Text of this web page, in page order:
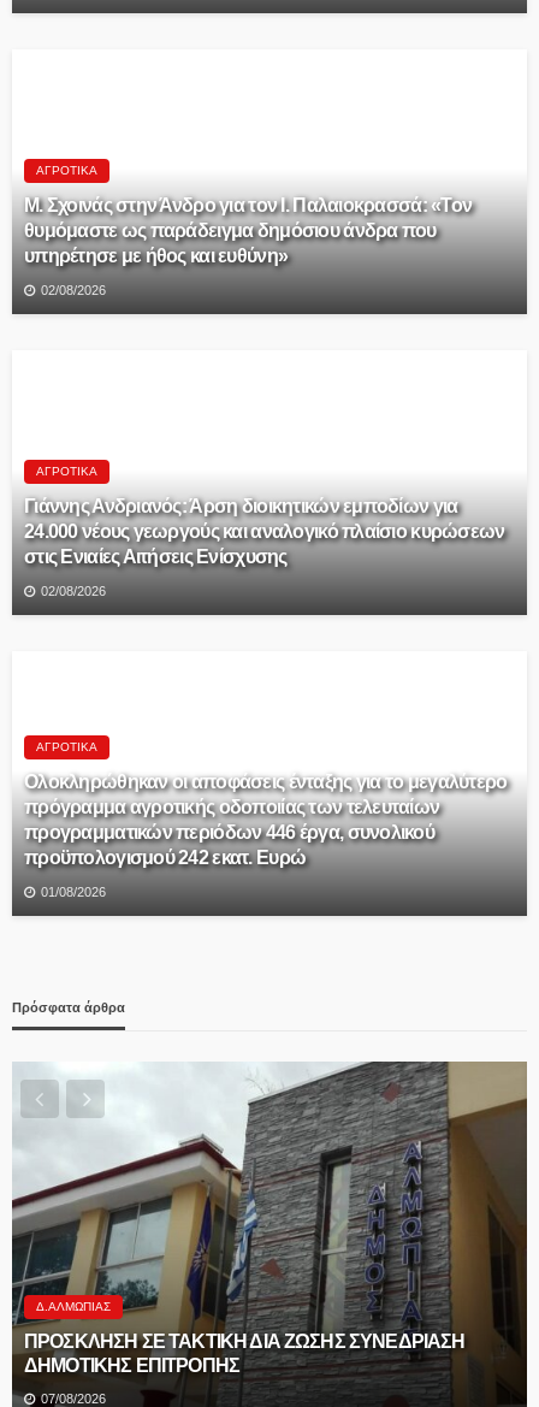
ΑΓΡΟΤΙΚΆ
Μ. Σχοινάς στην Άνδρο για τον Ι. Παλαιοκρασσά: «Τον
θυμόμαστε ως παράδειγμα δημόσιου άνδρα που
υπηρέτησε με ήθος και ευθύνη»
02/08/2026
ΑΓΡΟΤΙΚΆ
Γιάννης Ανδριανός: Άρση διοικητικών εμποδίων για
24.000 νέους γεωργούς και αναλογικό πλαίσιο κυρώσεων
στις Ενιαίες Αιτήσεις Ενίσχυσης
02/08/2026
ΑΓΡΟΤΙΚΆ
Ολοκληρώθηκαν οι αποφάσεις ένταξης για το μεγαλύτερο
πρόγραμμα αγροτικής οδοποιίας των τελευταίων
προγραμματικών περιόδων 446 έργα, συνολικού
προϋπολογισμού 242 εκατ. Ευρώ
01/08/2026
Πρόσφατα άρθρα
Δ.ΑΛΜΩΠΊΑΣ
ΠΡΟΣΚΛΗΣΗ ΣΕ ΤΑΚΤΙΚΗ ΔΙΑ ΖΩΣΗΣ ΣΥΝΕΔΡΙΑΣΗ
ΔΗΜΟΤΙΚΗΣ ΕΠΙΤΡΟΠΗΣ
07/08/2026